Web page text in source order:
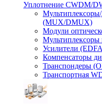
Уплотнение CWDM/
(MUX/DMUX)
Модули
Усилители
Компенсаторы
Транспондеры
Транспортная